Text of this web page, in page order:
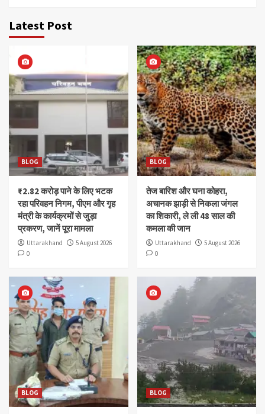
Latest Post
BLOG
₹2.82 करोड़ पाने के लिए भटक
रहा परिवहन निगम, पीएम और गृह
मंत्री के कार्यक्रमों से जुड़ा
प्रकरण, जानें पूरा मामला
Uttarakhand
5 August 2026
0
BLOG
तेज बारिश और घना कोहरा,
अचानक झाड़ी से निकला जंगल
का शिकारी, ले ली 48 साल की
कमला की जान
Uttarakhand
5 August 2026
0
BLOG BLOG